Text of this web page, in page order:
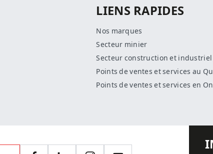
LIENS RAPIDES
Nos marques
Secteur minier
Secteur construction et industriel
Points de ventes et services au
Points de ventes et services en